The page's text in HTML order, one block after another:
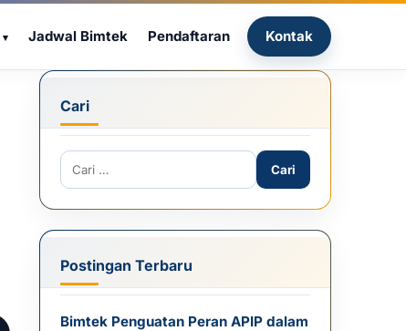
Jadwal Bimtek Pendaftaran Kontak
Cari
Cari untuk:
Postingan Terbaru
Bimtek Penguatan Peran APIP dalam